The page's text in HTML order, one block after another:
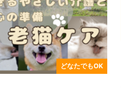
どなたでもOK